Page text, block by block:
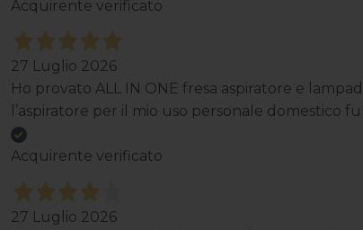
Acquirente verificato
27 Luglio 2026
Ho provato ALL IN ONE fresa aspiratore e
l’aspiratore per il mio uso personale domestico
Acquirente verificato
27 Luglio 2026